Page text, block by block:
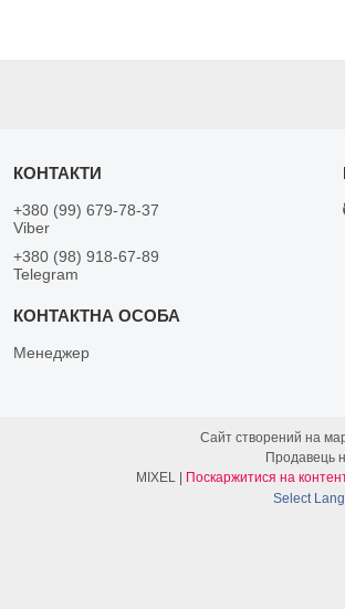
+380 (99) 679-78-37
Viber
+380 (98) 918-67-89
Telegram
Менеджер
Сайт створений на
Продавець
Поскаржитися на
Select